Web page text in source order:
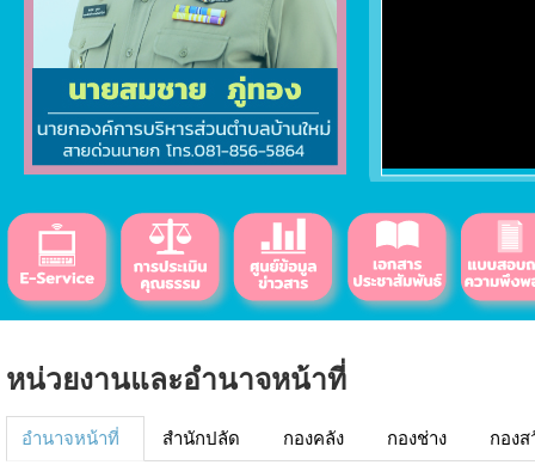
หน่วยงานและอำนาจหน้าที่
อำนาจหน้าที่ สำนักปลัด กองคลัง กองช่าง กอง